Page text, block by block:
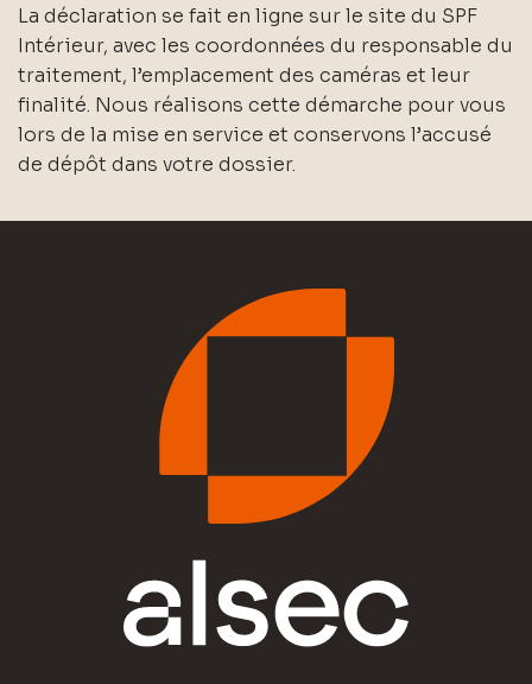
La déclaration se fait en ligne sur le site du SPF
Intérieur, avec les coordonnées du responsable du
traitement, l’emplacement des caméras et leur
finalité. Nous réalisons cette démarche pour vous
lors de la mise en service et conservons l’accusé
de dépôt dans votre dossier.